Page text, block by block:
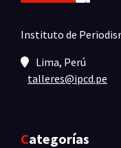
Instituto de
Lima, Perú
talleres@ipcd.pe
Categorías